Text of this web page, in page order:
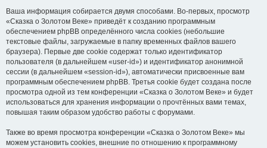
Ваша информация собирается двумя способами. Во-первых, просмотр
«Сказка о Золотом Веке» приведёт к созданию программным
обеспечением phpBB определённого числа cookies (небольшие
текстовые файлы, загружаемые в папку временных файлов вашего
браузера). Первые две cookie содержат только идентификатор
пользователя (в дальнейшем «user-id») и идентификатор анонимной
сессии (в дальнейшем «session-id»), автоматически присвоенные вам
программным обеспечением phpBB. Третья cookie будет создана после
просмотра одной из тем конференции «Сказка о Золотом Веке» и будет
использоваться для хранения информации о прочтённых вами темах,
повышая таким образом удобство работы с форумами.
Также во время просмотра конференции «Сказка о Золотом Веке» мы
можем установить cookies, внешние по отношению к программному